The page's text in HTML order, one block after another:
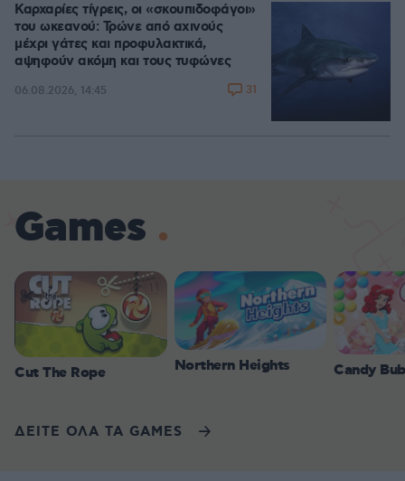
Καρχαρίες τίγρεις, οι «σκουπιδοφάγοι»
του ωκεανού: Τρώνε από αχινούς
μέχρι γάτες και προφυλακτικά,
αψηφούν ακόμη και τους τυφώνες
06.08.2026, 14:45 31
Games
Cut The Rope Northern Heights Candy
ΔΕΙΤΕ ΟΛΑ ΤΑ GAMES